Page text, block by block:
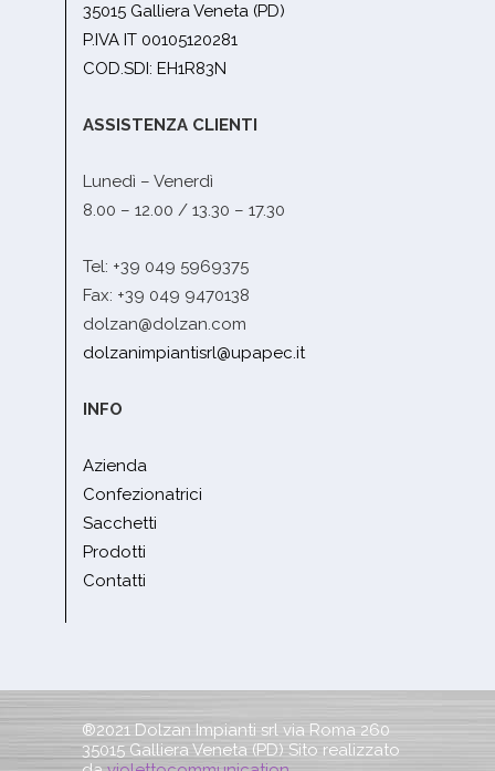
35015 Galliera Veneta (PD)
P.IVA IT 00105120281
COD.SDI: EH1R83N
ASSISTENZA CLIENTI
Lunedì – Venerdì
8.00 – 12.00 / 13.30 – 17.30
Tel: +39 049 5969375
Fax: +39 049 9470138
dolzan@dolzan.com
dolzanimpiantisrl@upapec.it
INFO
Azienda
Confezionatrici
Sacchetti
Prodotti
Contatti
®2021 Dolzan Impianti srl via Roma 260
35015 Galliera Veneta (PD) Sito realizzato